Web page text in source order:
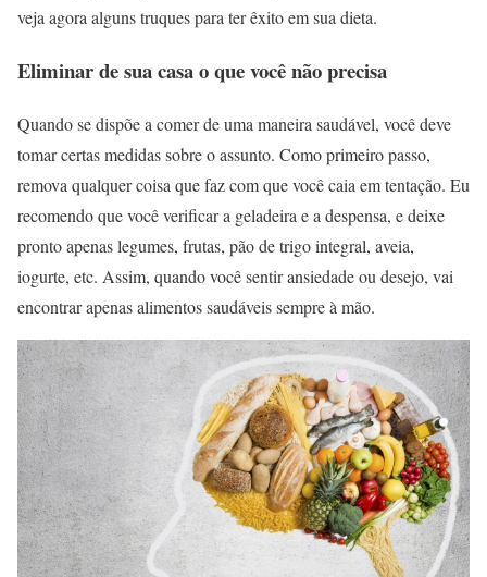
veja agora alguns truques para ter êxito em sua dieta.
Eliminar de sua casa o que você não precisa
Quando se dispõe a comer de uma maneira saudável, você deve
tomar certas medidas sobre o assunto. Como primeiro passo,
remova qualquer coisa que faz com que você caia em tentação. Eu
recomendo que você verificar a geladeira e a despensa, e deixe
pronto apenas legumes, frutas, pão de trigo integral, aveia,
iogurte, etc. Assim, quando você sentir ansiedade ou desejo, vai
encontrar apenas alimentos saudáveis sempre à mão.